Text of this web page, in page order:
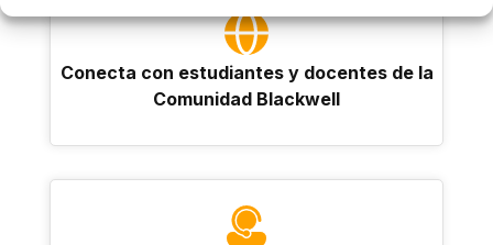
Conecta con estudiantes y docentes de la
Comunidad Blackwell